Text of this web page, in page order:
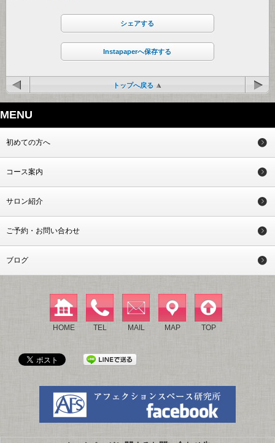
シェアする
Instapaperへ保存する
トップへ戻る
MENU
初めての方へ
コース案内
サロン紹介
ご予約・お問い合わせ
ブログ
HOME TEL MAIL MAP TOP